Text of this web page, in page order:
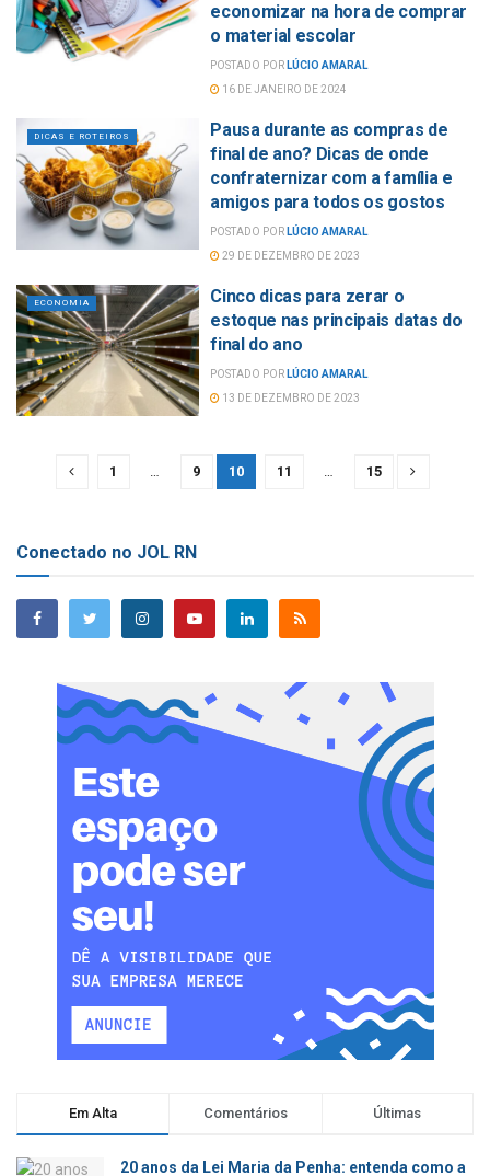
economizar na hora de comprar
o material escolar
POSTADO POR LÚCIO AMARAL
16 DE JANEIRO DE 2024
DICAS E ROTEIROS
Pausa durante as compras de
final de ano? Dicas de onde
confraternizar com a família e
amigos para todos os gostos
POSTADO POR LÚCIO AMARAL
29 DE DEZEMBRO DE 2023
ECONOMIA
Cinco dicas para zerar o
estoque nas principais datas do
final do ano
POSTADO POR LÚCIO AMARAL
13 DE DEZEMBRO DE 2023
1 9 10 11 15
Conectado no JOL RN
Em Alta Comentários Últimas
20 anos da Lei Maria da Penha: entenda como a